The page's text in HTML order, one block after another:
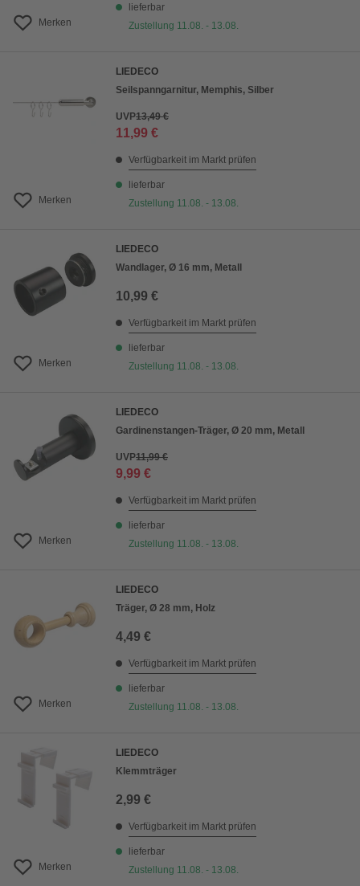
Merken
lieferbar
Zustellung 11.08. - 13.08.
Merken
LIEDECO
Seilspanngarnitur, Memphis, Silber
UVP13,49 €
11,99 €
Verfügbarkeit im Markt prüfen
lieferbar
Zustellung 11.08. - 13.08.
Merken
LIEDECO
Wandlager, Ø 16 mm, Metall
10,99 €
Verfügbarkeit im Markt prüfen
lieferbar
Zustellung 11.08. - 13.08.
Merken
LIEDECO
Gardinenstangen-Träger, Ø 20 mm, Metall
UVP11,99 €
9,99 €
Verfügbarkeit im Markt prüfen
lieferbar
Zustellung 11.08. - 13.08.
Merken
LIEDECO
Träger, Ø 28 mm, Holz
4,49 €
Verfügbarkeit im Markt prüfen
lieferbar
Zustellung 11.08. - 13.08.
Merken
LIEDECO
Klemmträger
2,99 €
Verfügbarkeit im Markt prüfen
lieferbar
Zustellung 11.08. - 13.08.